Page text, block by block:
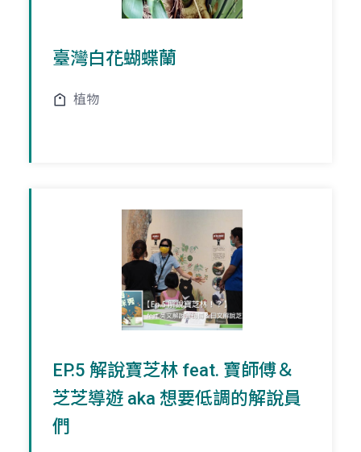
臺灣白花蝴蝶蘭
植物
EP.5 解說寶芝林 feat. 寶師傅＆
芝芝導遊 aka 想要低調的解說員
們